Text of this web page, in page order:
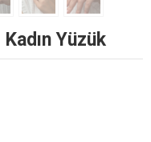
Yüzük